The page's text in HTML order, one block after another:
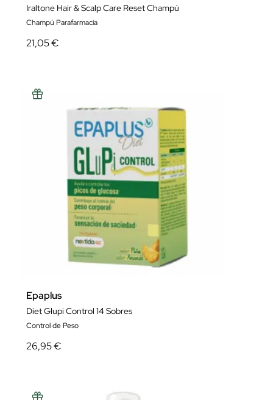
Iraltone Hair & Scalp Care Reset Champú
Champú Parafarmacia
21,05 €
Epaplus
Diet Glupi Control 14 Sobres
Control de Peso
26,95 €